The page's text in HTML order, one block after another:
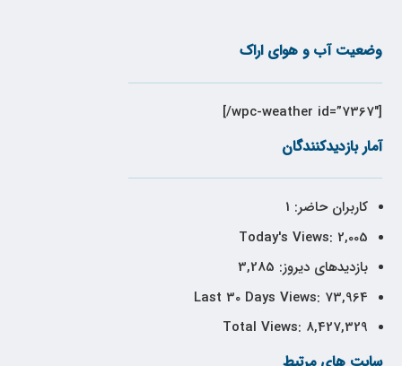
وضعیت آب و هوای اراک
[wpc-weather id=”7367″/]
آمار بازدیدکنندگان
کاربران حاضر: 1
Today's Views: 2,005
بازدیدهای دیروز: 3,285
Last 30 Days Views: 73,964
Total Views: 8,427,329